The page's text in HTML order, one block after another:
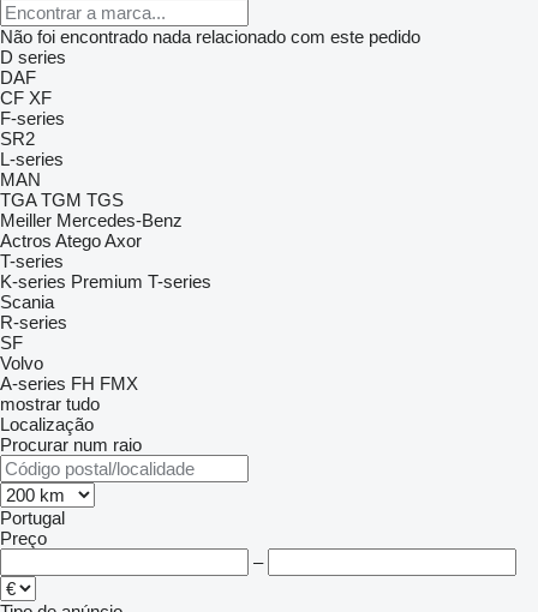
Não foi encontrado nada relacionado com este pedido
D series
DAF
CF XF
F-series
SR2
L-series
MAN
TGA TGM TGS
Meiller Mercedes-Benz
Actros AtegoAxor
T-series
K-series Premium T-series
Scania
R-series
SF
Volvo
A-series FH FMX
mostrar tudo
Localização
Procurar num raio
Portugal
Preço
–